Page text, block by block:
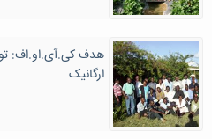
هدف کی.آی.او.اف:
ارگانیک